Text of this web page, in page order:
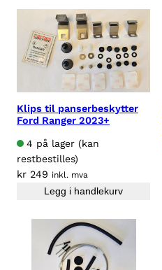
Klips til panserbeskytter
Ford Ranger 2023+
4 på lager (kan
restbestilles)
kr 249 inkl. mva
Legg i handlekurv